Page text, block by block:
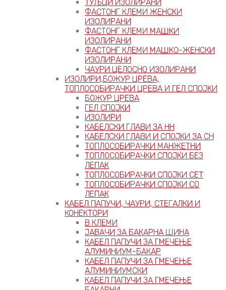
ТУЉЦИ ИЗОЛИРАНИ
ФАСТОНГ КЛЕМИ ЖЕНСКИ
ИЗОЛИРАНИ
ФАСТОНГ КЛЕМИ МАШКИ
ИЗОЛИРАНИ
ФАСТОНГ КЛЕМИ МАШКO-ЖЕНСКИ
ИЗОЛИРАНИ
ЧАУРИ ЦЕЛОСНО ИЗОЛИРАНИ
ИЗОЛИРИ,БОЖУР ЦРЕВА,
ТОПЛОСОБИРАЧКИ ЦРЕВА И ГЕЛ СПОЈКИ
БОЖУР ЦРЕВА
ГЕЛ СПОЈКИ
ИЗОЛИРИ
КАБЕЛСКИ ГЛАВИ ЗА НН
КАБЕЛСКИ ГЛАВИ И СПОЈКИ ЗА СН
ТОПЛОСОБИРАЧКИ МАНЖЕТНИ
ТОПЛОСОБИРАЧКИ СПОЈКИ БЕЗ
ЛЕПАК
ТОПЛОСОБИРАЧКИ СПОЈКИ СЕТ
ТОПЛОСОБИРАЧКИ СПОЈКИ СО
ЛЕПАК
КАБЕЛ ПАПУЧИ, ЧАУРИ, СТЕГАЛКИ И
КОНЕКТОРИ
В КЛЕМИ
ЈАВАЧИ ЗА БАКАРНА ШИНА
КАБЕЛ ПАПУЧИ ЗА ГМЕЧЕЊЕ
АЛУМИНИУМ-БАКАР
КАБЕЛ ПАПУЧИ ЗА ГМЕЧЕЊЕ
АЛУМИНИУМСКИ
КАБЕЛ ПАПУЧИ ЗА ГМЕЧЕЊЕ